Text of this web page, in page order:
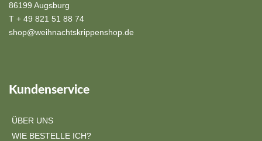
86199 Augsburg
T + 49 821 51 88 74
shop@weihnachtskrippenshop.de
Kundenservice
ÜBER UNS
WIE BESTELLE ICH?